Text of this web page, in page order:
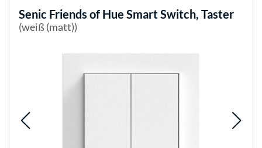
Senic Friends of Hue Smart Switch, Taster
(weiß (matt))